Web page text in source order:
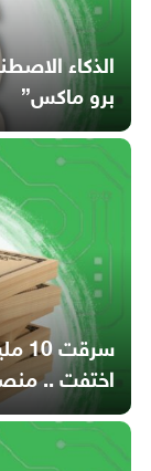
برو ماكس”
اختفت ..